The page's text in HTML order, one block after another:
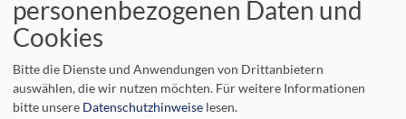
personenbezogenen Daten und
Cookies
Bitte die Dienste und Anwendungen von Drittanbietern
auswählen, die wir nutzen möchten. Für weitere Informationen
bitte unsere Datenschutzhinweise lesen.